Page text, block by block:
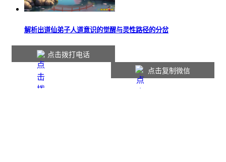
解析出道仙弟子人道意识的觉醒与灵性路径的分岔
点击拨打电话
点击复制微信